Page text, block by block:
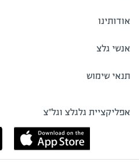
אודותינו
אנשי גלצ
תנאי שימוש
אפליקציית גלגלצ וגל"צ